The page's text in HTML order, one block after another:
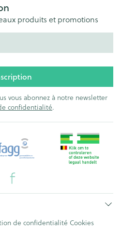
produits et promotions
vous abonnez à notre newsletter
confidentialité.
de confidentialité Cookies